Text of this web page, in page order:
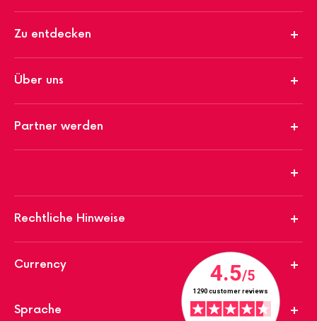
Zu entdecken
Über uns
Partner werden
Rechtliche Hinweise
Currency
Sprache